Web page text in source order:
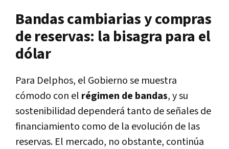
Bandas cambiarias y compras
de reservas: la bisagra para el
dólar
Para Delphos, el Gobierno se muestra
cómodo con el régimen de bandas, y su
sostenibilidad dependerá tanto de señales de
financiamiento como de la evolución de las
reservas. El mercado, no obstante, continúa